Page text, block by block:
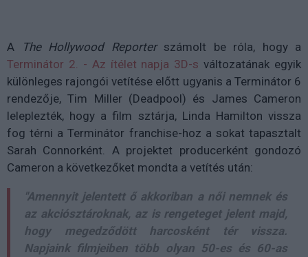
A The Hollywood Reporterszámolt be róla, hogy a
Terminátor 2. - Az ítélet napja 3D-s változatának egyik
különleges rajongói vetítése előtt ugyanis a Terminátor 6
rendezője, Tim Miller (Deadpool) és James Cameron
leleplezték, hogy a film sztárja, Linda Hamilton vissza
fog térni a Terminátor franchise-hoz a sokat tapasztalt
Sarah Connorként. A projektet producerként gondozó
Cameron a következőket mondta a vetítés után:
"Amennyit jelentett ő akkoriban a női nemnek és
az akciósztároknak, az is rengeteget jelent majd,
hogy megedződött harcosként tér vissza.
Napjaink filmjeiben több olyan 50-es és 60-as